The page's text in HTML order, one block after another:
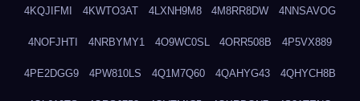
4KQJIFMI 4KWTO3AT 4LXNH9M8 4M8RR8DW 4NNSAVOG
4NOFJHTI 4NRBYMY1 4O9WC0SL 4ORR508B 4P5VX889
4PE2DGG9 4PW810LS 4Q1M7Q60 4QAHYG43 4QHYCH8B